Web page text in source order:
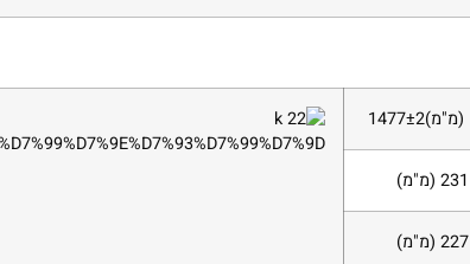
1477±2(מ"מ)
231 (מ"מ)
227 (מ"מ)